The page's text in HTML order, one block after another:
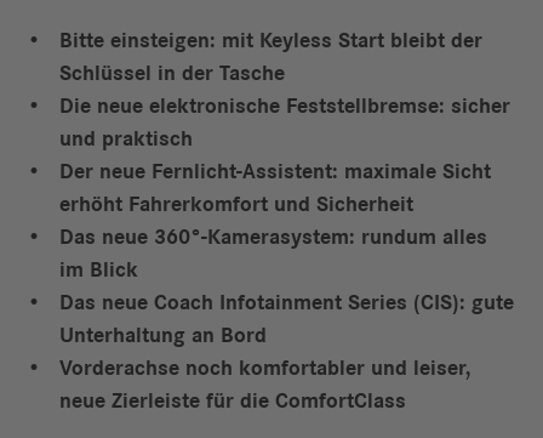
Bitte einsteigen: mit Keyless Start bleibt der
Schlüssel in der Tasche
Die neue elektronische Feststellbremse: sicher
und praktisch
Der neue Fernlicht-Assistent: maximale Sicht
erhöht Fahrerkomfort und Sicherheit
Das neue 360°-Kamerasystem: rundum alles
im Blick
Das neue Coach Infotainment Series (CIS): gute
Unterhaltung an Bord
Vorderachse noch komfortabler und leiser,
neue Zierleiste für die ComfortClass